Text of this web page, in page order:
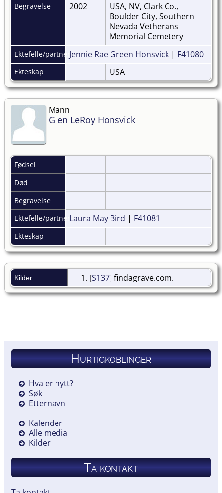
Begravelse 2002
USA, NV, Clark Co.,
Boulder City, Southern
Nevada Vetherans
Memorial Cemetery
Ektefelle/partnerJennie Rae Green Honsvick | F41080
Ekteskap USA
Mann
Glen LeRoy Honsvick
Fødsel
Død
Begravelse
Ektefelle/partnerLaura May Bird | F41081
Ekteskap
Kilder [S137] findagrave.com.
Hurtigkoblinger
Hva er nytt?
Søk
Etternavn
Kalender
Alle media
Kilder
Ta kontakt